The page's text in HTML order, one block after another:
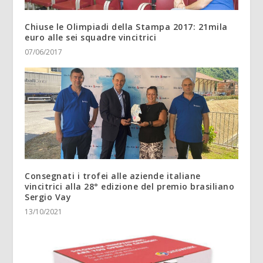
Chiuse le Olimpiadi della Stampa 2017: 21mila
euro alle sei squadre vincitrici
07/06/2017
Consegnati i trofei alle aziende italiane
vincitrici alla 28° edizione del premio brasiliano
Sergio Vay
13/10/2021